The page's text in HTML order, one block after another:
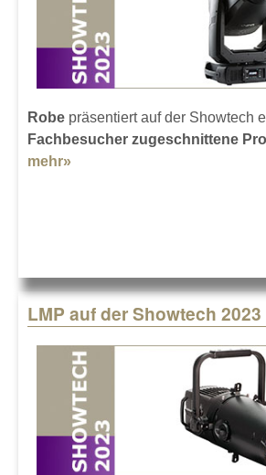
Robe präsentiert auf der Showtech
Fachbesucher zugeschnittene
mehr»
LMP auf der Showtech 2023